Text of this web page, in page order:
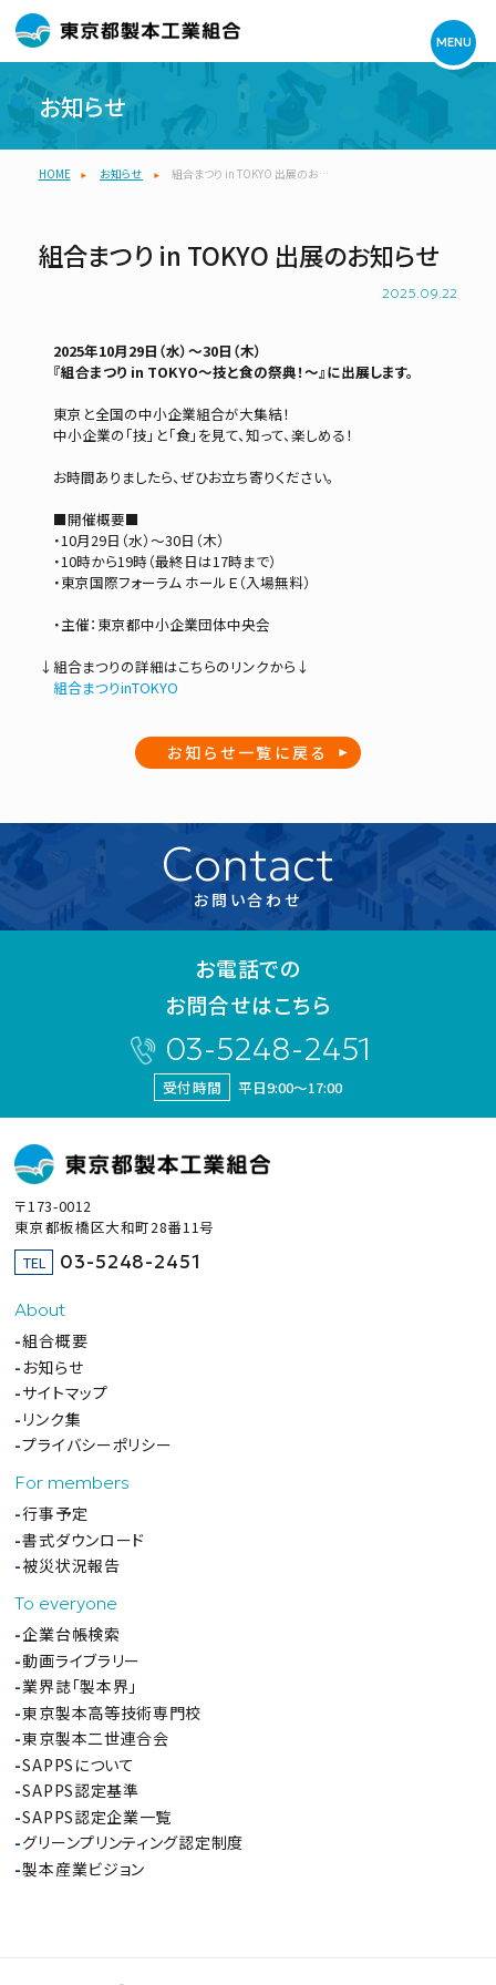
MENU
お知らせ
HOME お知らせ 組合まつり in TOKYO 出展のお…
組合まつり in TOKYO 出展のお知らせ
2025.09.22
2025年10月29日（水）～30日（木）
『組合まつり in TOKYO～技と食の祭典！～』に出展します。
東京と全国の中小企業組合が大集結！
中小企業の「技」と「食」を見て、知って、楽しめる！
お時間ありましたら、ぜひお立ち寄りください。
■開催概要■
・10月29日（水）～30日（木）
・10時から19時（最終日は17時まで）
・東京国際フォーラム ホールＥ（入場無料）
・主催：東京都中小企業団体中央会
↓組合まつりの詳細はこちらのリンクから↓
組合まつりinTOKYO
お知らせ一覧に戻る
Contact
お問い合わせ
お電話での
お問合せはこちら
03-5248-2451
受付時間 平日9:00～17:00
〒173-0012
東京都板橋区大和町28番11号
TEL
03-5248-2451
About
組合概要
お知らせ
サイトマップ
リンク集
プライバシーポリシー
For members
行事予定
書式ダウンロード
被災状況報告
To everyone
企業台帳検索
動画ライブラリー
業界誌「製本界」
東京製本高等技術専門校
東京製本二世連合会
SAPPSについて
SAPPS認定基準
SAPPS認定企業一覧
グリーンプリンティング認定制度
製本産業ビジョン